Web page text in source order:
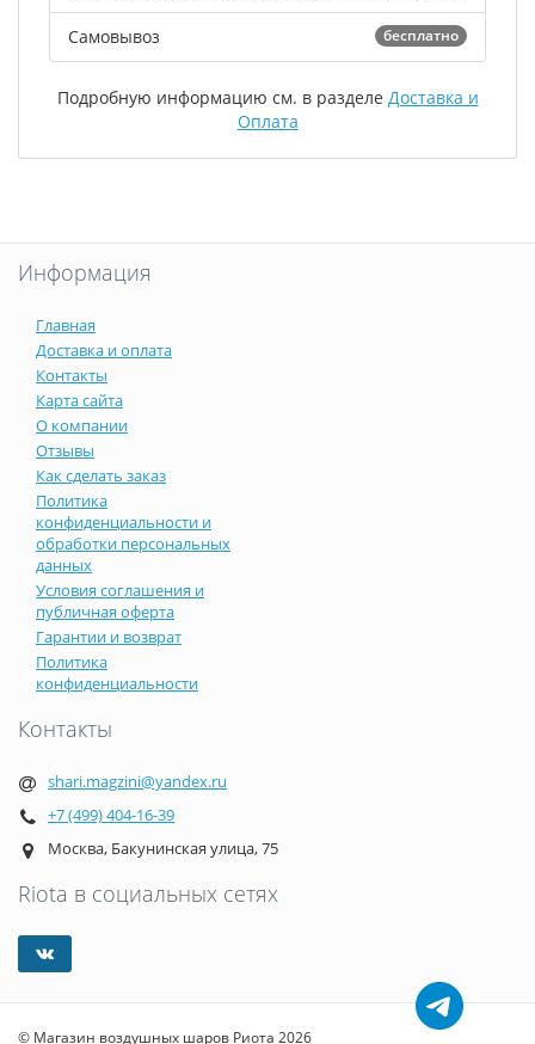
бесплатно
Самовывоз
Подробную информацию см. в разделе Доставка и
Оплата
Информация
Главная
Доставка и оплата
Контакты
Карта сайта
О компании
Отзывы
Как сделать заказ
Политика
конфиденциальности и
обработки персональных
данных
Условия соглашения и
публичная оферта
Гарантии и возврат
Политика
конфиденциальности
Контакты
shari.magzini@yandex.ru
+7 (499) 404-16-39
Москва, Бакунинская улица, 75
Riota в социальных сетях
© Магазин воздушных шаров Риота 2026